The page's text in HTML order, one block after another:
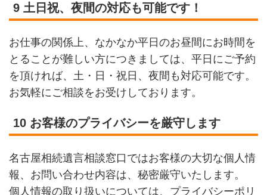
9 土日祝、夜間の対応も可能です！
お仕事の関係上、なかなか平日のお昼間にお時間を
とることが難しい方につきましては、平日にご予約
を頂ければ、土・日・祝日、夜間も対応可能です。
お気軽にご相談をお受けしております。
10 お客様のプライバシーを厳守します
名古屋相続遺言相談窓口ではお客様の大切な個人情
報、お問い合わせ内容は、秘密厳守いたします。
個人情報の取り扱いについては、プライバシーポリ